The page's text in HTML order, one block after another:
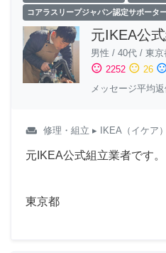
コアラスリープジャパン認定サポータ
元IKEA公
男性 / 40代 / 東京
sentiment_satisfied 2252 sentiment_neutral 26
メッセージ平均
weekend 修理・組立 ▸ IKEA（イケア
元IKEA公式組立業者です。
東京都